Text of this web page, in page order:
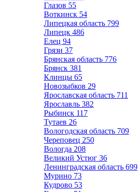
Глазов 55
Воткинск 54
Липецкая область 799
Липецк 486
Елец 94
Грязи 37
Брянская область 776
Брянск 381
Клинцы 65
Новозыбков 29
Ярославская область 711
Ярославль 382
Рыбинск 117
Тутаев 26
Вологодская область 709
Череповец 250
Вологда 208
Великий Устюг 36
Ленинградская область 699
Мурино 73
Кудрово 53